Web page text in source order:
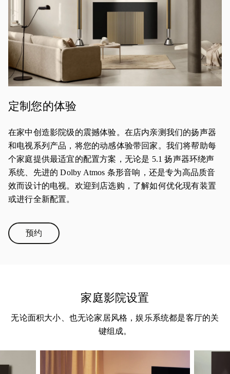
定制您的体验
在家中创造影院级的震撼体验。在店内亲测我们的扬声器
和电视系列产品，将您的动感体验带回家。我们将帮助每
个家庭提供最适宜的配置方案，无论是 5.1 扬声器环绕声
系统、先进的 Dolby Atmos 条形音响，还是专为高品质音
效而设计的电视。欢迎到店选购，了解如何优化现有装置
或进行全新配置。
预约Link Opens in New Tab
家庭影院设置
无论面积大小、也无论家居风格，娱乐系统都是客厅的关
键组成。